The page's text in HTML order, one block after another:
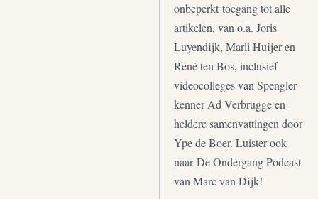
onbeperkt toegang tot alle
artikelen, van o.a. Joris
Luyendijk, Marli Huijer en
René ten Bos, inclusief
videocolleges van Spengler-
kenner Ad Verbrugge en
heldere samenvattingen door
Ype de Boer. Luister ook
naar De Ondergang Podcast
van Marc van Dijk!